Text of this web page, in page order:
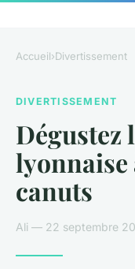
Accueil›Divertissement
DIVERTISSEMENT
lyonnaise
canuts
Ali — 22 septembre